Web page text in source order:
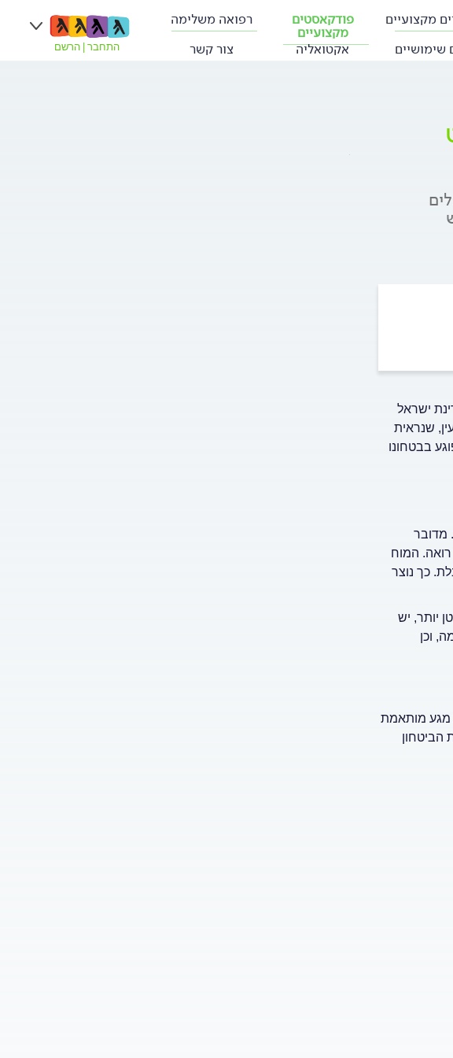
מקצועיים פודקאסטים
מקצועיים
רפואה משלימה
שימושיים אקטואליה צור קשר התחבר הרשם
שכיחה של כ-2% מאוכלוסיית מדינת ישראל
שנראית
בבטחונו
מדובר
המוח
כך נוצר
יותר, יש
וכן
מגע מותאמת
הביטחון